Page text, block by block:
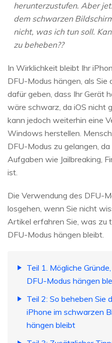
herunterzustufen. Aber
dem schwarzen
nicht, was ich tun soll.
zu beheben??
In Wirklichkeit bleibt Ihr
DFU-Modus hängen, als Sie
dafür geben, dass Ihr Gerät
wäre schwarz, da iOS nicht
kann jedoch weiterhin eine
Windows herstellen.
DFU-Modus zu gelangen,
Aufgaben wie Jailbreaking,
ist.
Die Verwendung des DFU-
losgehen, wenn Sie nicht
Artikel erfahren Sie, was zu
DFU-Modus hängen bleibt.
Teil 1. Mögliche
DFU-Modus hängen
Teil 2: So beheben Sie
iPhone im schwarzen
hängen bleibt